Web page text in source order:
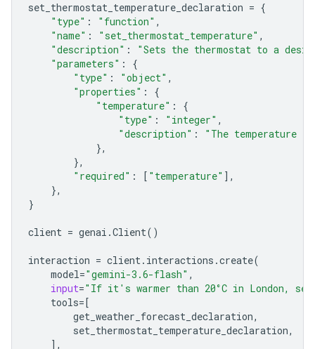
set_thermostat_temperature_declaration = {
"type" : "function" ,
"name" : "set_thermostat_temperature" ,
"description" :
"Sets the thermostat to a
"parameters" :
{
"type" : "object" ,
"properties" :
{
"temperature" :
{
"type" : "integer" ,
"description" :
"The temperature
},
},
"required" : [ "temperature" ],
},
}
client = genai .Client()
interaction = client. interactions .create(
model="gemini-3.6-flash" ,
input="If it's warmer than 20°C in London,
tools= [
get_weather_forecast_declaration,
set_thermostat_temperature_declaration,
],